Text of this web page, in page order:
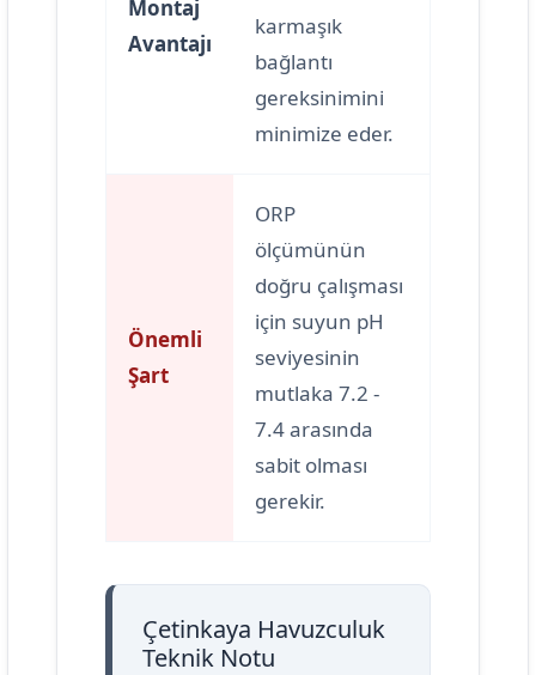
Montaj
Avantajı
karmaşık
bağlantı
gereksinimini
minimize eder.
Önemli
Şart
ORP
ölçümünün
doğru çalışması
için suyun pH
seviyesinin
mutlaka 7.2 -
7.4 arasında
sabit olması
gerekir.
Çetinkaya Havuzculuk
Teknik Notu